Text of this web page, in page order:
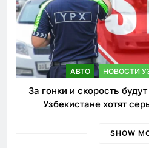
АВТО НОВОСТИ
За гонки и скорость
Узбекистане хотят
SHOW